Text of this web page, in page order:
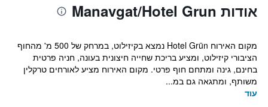
אודות Manavgat/Hotel Grun
מקום האירוח Hotel Grün נמצא בקיזילוט, במרחק של 500 מ' מהחוף
הציבורי קיזילוט, ומציע בריכת שחייה חיצונית בעונה, חניה פרטית
בחינם, גינה ומתחם חוף פרטי. מקום האירוח מציע לאורחים טרקלין
משותף, ומתגאה גם במ...
עוד